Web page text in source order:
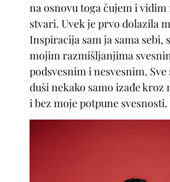
na osnovu toga čujem i vidim
stvari. Uvek je prvo dolazila
Inspiracija sam ja sama sebi,
mojim razmišljanjima
podsvesnim i nesvesnim.
duši nekako samo izađe kroz
i bez moje potpune svesnosti.